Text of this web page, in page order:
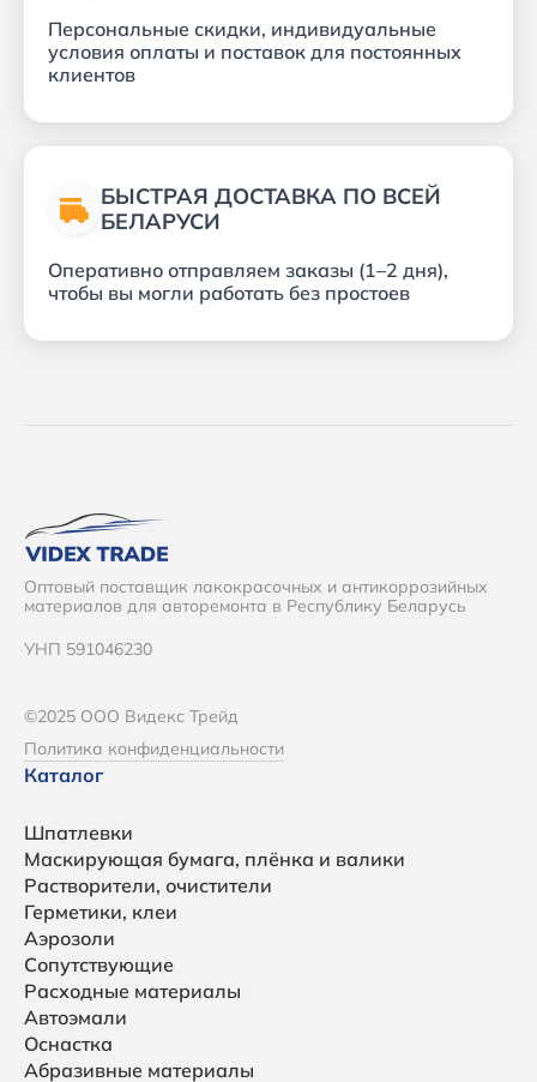
Персональные скидки, индивидуальные
условия оплаты и поставок для постоянных
клиентов
БЫСТРАЯ ДОСТАВКА ПО ВСЕЙ
БЕЛАРУСИ
Оперативно отправляем заказы (1–2 дня),
чтобы вы могли работать без простоев
Оптовый поставщик лакокрасочных и антикоррозийных
материалов для авторемонта в Республику Беларусь
УНП 591046230
©2025 ООО Видекс Трейд
Политика конфиденциальности
Каталог
Шпатлевки
Маскирующая бумага, плёнка и валики
Растворители, очистители
Герметики, клеи
Аэрозоли
Сопутствующие
Расходные материалы
Автоэмали
Оснастка
Абразивные материалы